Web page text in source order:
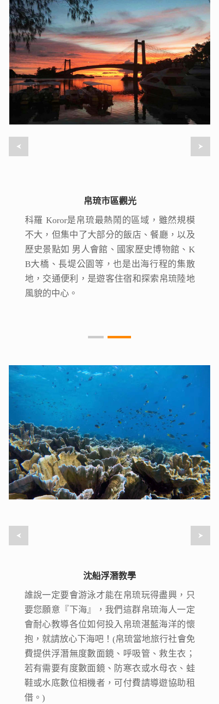
帛琉市區觀光
科羅 Koror是帛琉最熱鬧的區域，雖然規模
不大，但集中了大部分的飯店、餐廳，以及
歷史景點如 男人會館、國家歷史博物館、K
B大橋、長堤公園等，也是出海行程的集散
地，交通便利，是遊客住宿和探索帛琉陸地
風貌的中心。
帛琉市區觀光
科羅 Koror是帛琉最熱鬧的區域，雖然規模
不大，但集中了大部分的飯店、餐廳，以及
歷史景點如 男人會館、國家歷史博物館、K
B大橋、長堤公園等，也是出海行程的集散
地，交通便利，是遊客住宿和探索帛琉陸地
風貌的中心。
沈船浮潛教學
誰說一定要會游泳才能在帛琉玩得盡興，只
要您願意『下海』，我們這群帛琉海人一定
會耐心教導各位如何投入帛琉湛藍海洋的懷
抱，就請放心下海吧！(帛琉當地旅行社會免
費提供浮潛無度數面鏡、呼吸管、救生衣；
若有需要有度數面鏡、防寒衣或水母衣、蛙
鞋或水底數位相機者，可付費請導遊協助租
借。)
沈船浮潛教學
誰說一定要會游泳才能在帛琉玩得盡興，只
要您願意『下海』，我們這群帛琉海人一定
會耐心教導各位如何投入帛琉湛藍海洋的懷
抱，就請放心下海吧！(帛琉當地旅行社會免
費提供浮潛無度數面鏡、呼吸管、救生衣；
若有需要有度數面鏡、防寒衣或水母衣、蛙
鞋或水底數位相機者，可付費請導遊協助租
借。)